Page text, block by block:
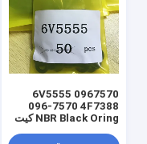
6V5555 0967570
096-7570 4F7388
NBR Black Oring کیت